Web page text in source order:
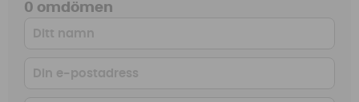
0 omdömen